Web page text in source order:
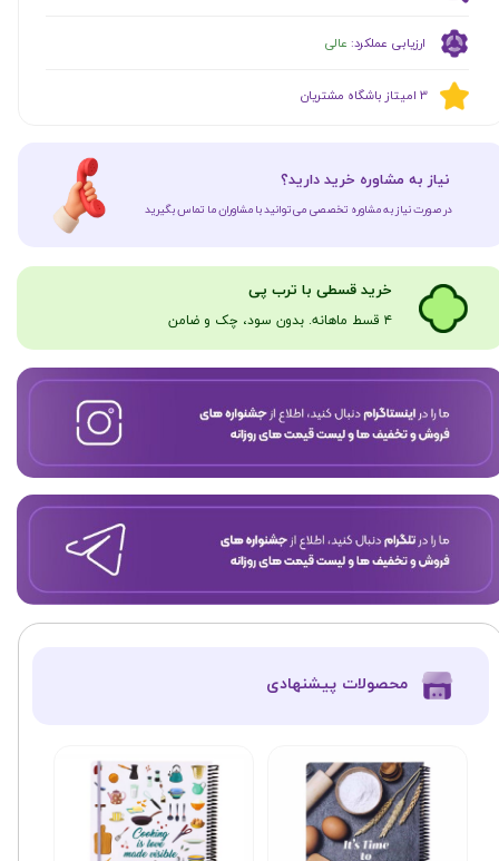
ارزیابی عملکرد: عالی
​​3 امیتاز باشگاه مشتریان
​نیاز به مشاوره خرید دارید؟
در صورت نیاز به مشاوره تخصصی می‌توانید با مشاوران ما تماس بگیرید
​​​خرید قسطی با ترب پی
۴ قسط ماهانه. بدون سود، چک و ضامن​​​​​​​
​محصولات پیشنهادی